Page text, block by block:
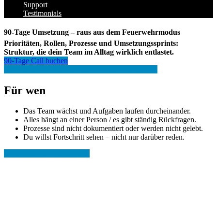
Support
Testimonials
90-Tage Umsetzung – raus aus dem Feuerwehrmodus
Prioritäten, Rollen, Prozesse und Umsetzungssprints:
Struktur, die dein Team im Alltag wirklich entlastet.
90-Tage Call buchen
Für wen
Das Team wächst und Aufgaben laufen durcheinander.
Alles hängt an einer Person / es gibt ständig Rückfragen.
Prozesse sind nicht dokumentiert oder werden nicht gelebt.
Du willst Fortschritt sehen – nicht nur darüber reden.